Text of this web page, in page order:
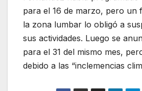
para el 16 de marzo, pero un
la zona lumbar lo obligó a
sus actividades. Luego se
para el 31 del mismo mes,
debido a las “inclemencias